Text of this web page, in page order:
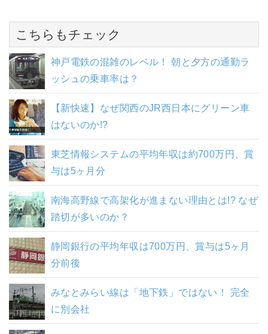
こちらもチェック
神戸電鉄の混雑のレベル！ 朝と夕方の通勤ラ
ッシュの乗車率は？
【新快速】なぜ関西のJR西日本にグリーン車
はないのか!?
東芝情報システムの平均年収は約700万円、賞
与は5ヶ月分
南海高野線で高架化が進まない理由とは!? なぜ
踏切が多いのか？
静岡銀行の平均年収は700万円、賞与は5ヶ月
分前後
みなとみらい線は「地下鉄」ではない！ 完全
に別会社